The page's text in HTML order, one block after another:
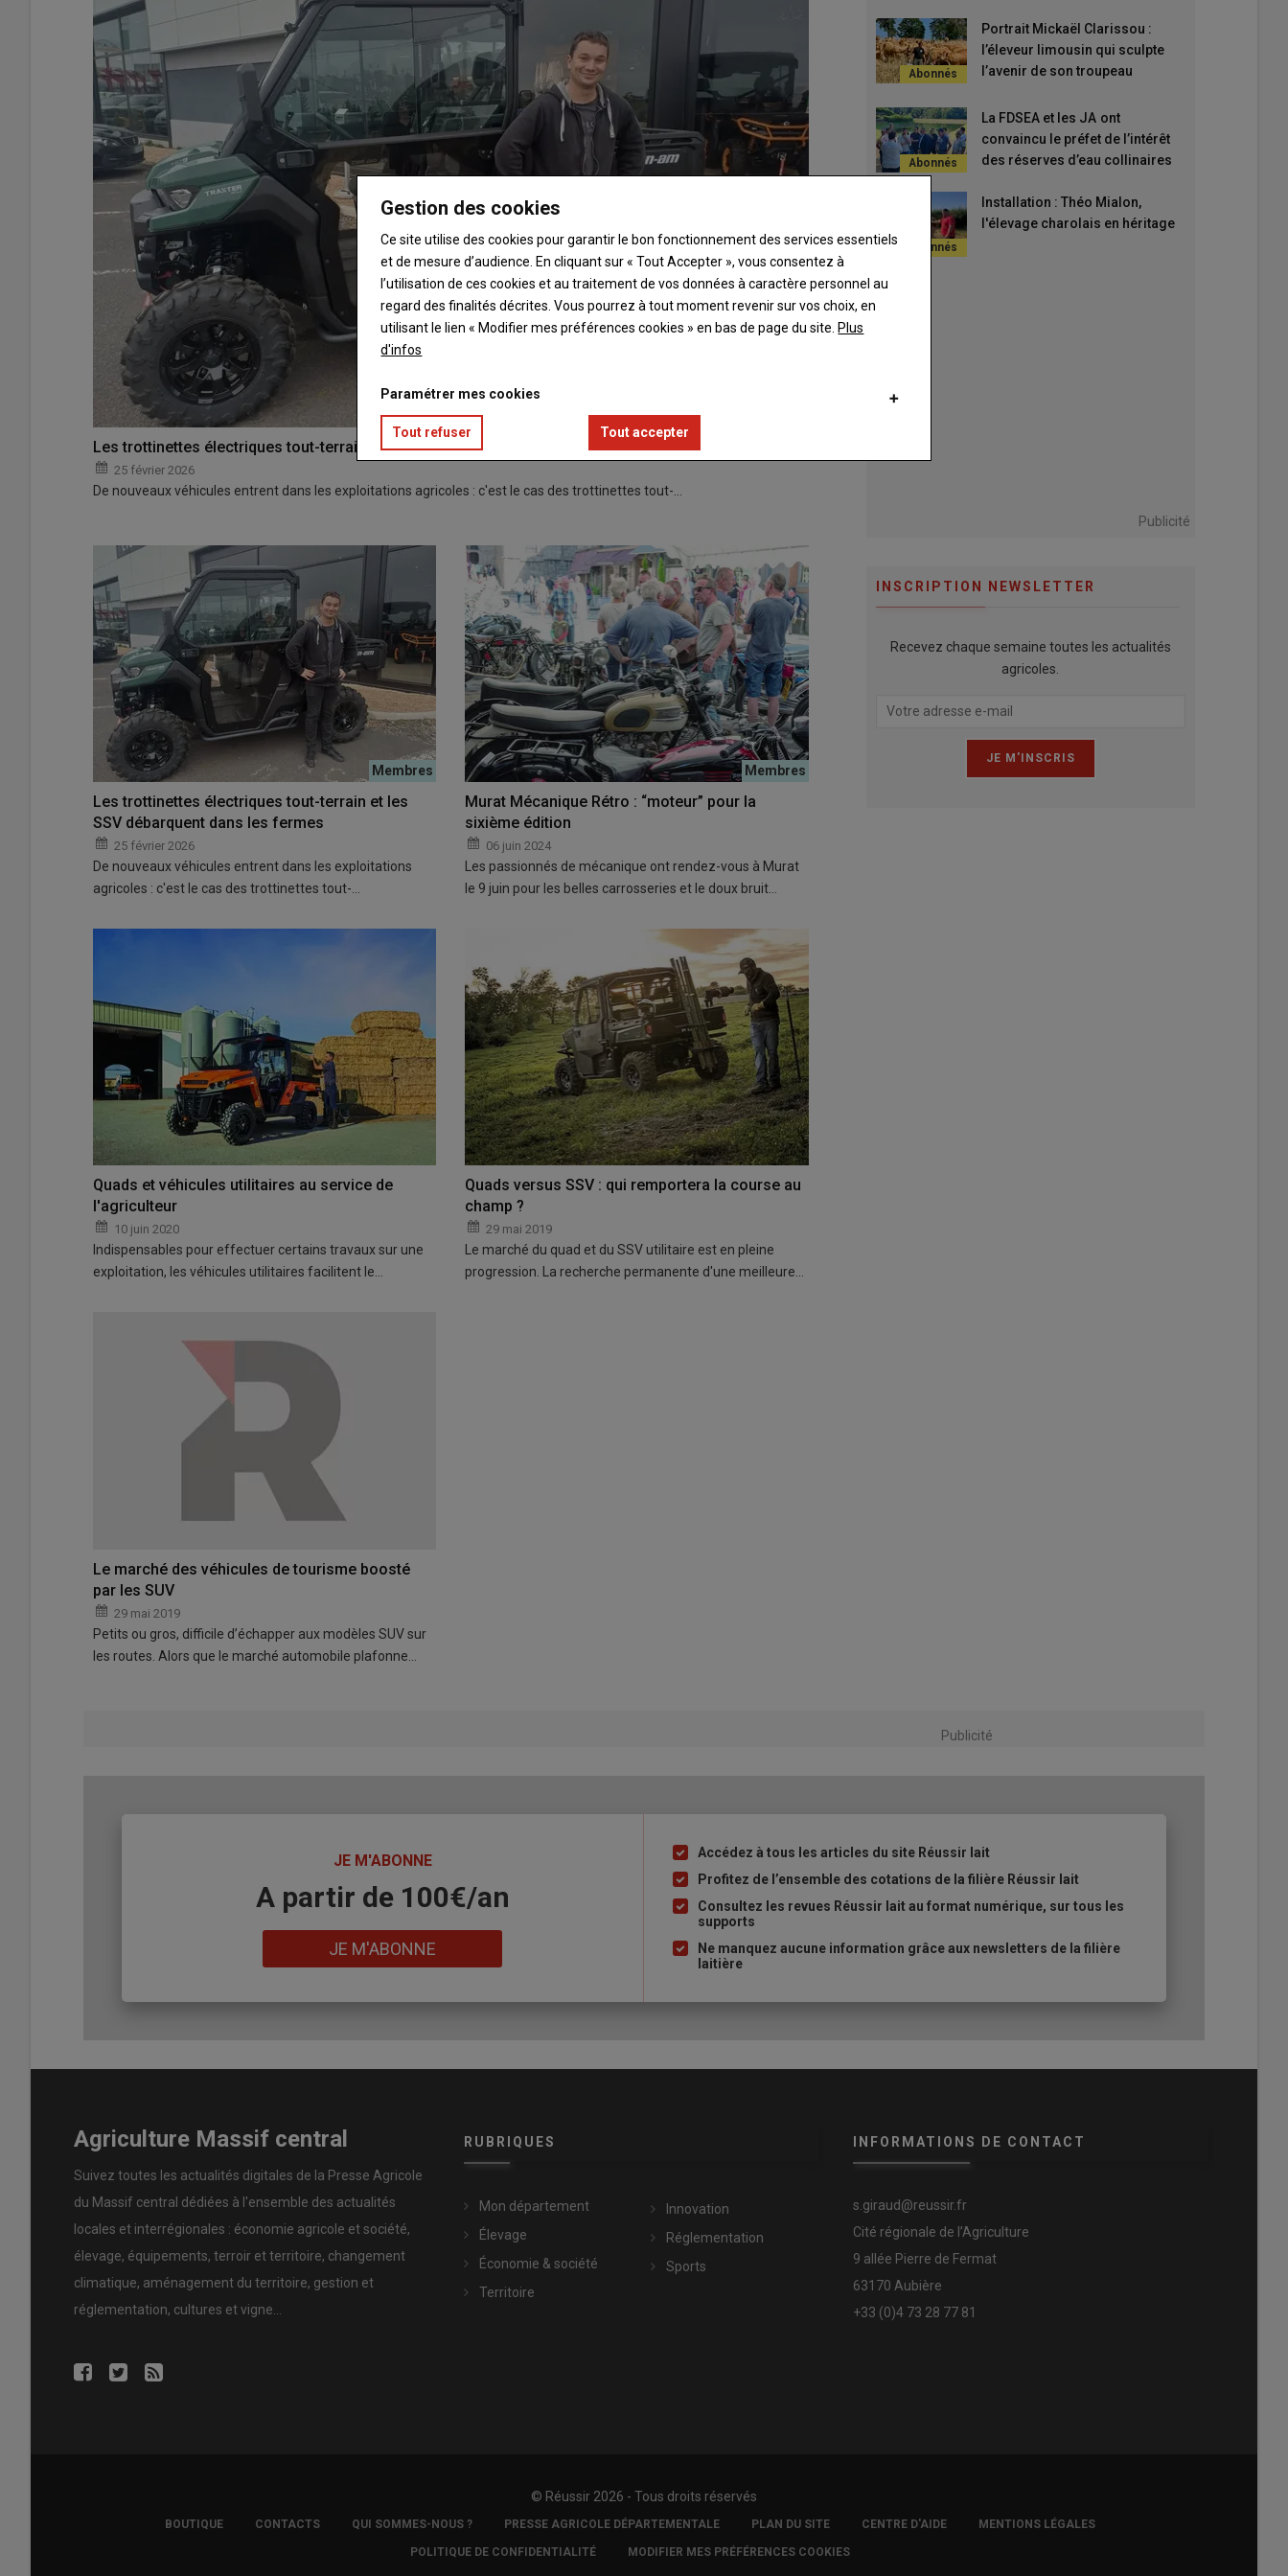
Les trottinettes électriques tout-terrain et les SSV débarquent dans les fermes
25 février 2026
De nouveaux véhicules entrent dans les exploitations agricoles : c'est le cas des trottinettes tout-…
Les trottinettes électriques tout-terrain et les
SSV débarquent dans les fermes
25 février 2026
De nouveaux véhicules entrent dans les exploitations
agricoles : c'est le cas des trottinettes tout-…
Murat Mécanique Rétro : “moteur” pour la
sixième édition
06 juin 2024
Les passionnés de mécanique ont rendez-vous à Murat
le 9 juin pour les belles carrosseries et le doux bruit…
Quads et véhicules utilitaires au service de
l'agriculteur
10 juin 2020
Indispensables pour effectuer certains travaux sur une
exploitation, les véhicules utilitaires facilitent le…
Quads versus SSV : qui remportera la course au
champ ?
29 mai 2019
Le marché du quad et du SSV utilitaire est en pleine
progression. La recherche permanente d'une meilleure…
Le marché des véhicules de tourisme boosté
par les SUV
29 mai 2019
Petits ou gros, difficile d’échapper aux modèles SUV sur
les routes. Alors que le marché automobile plafonne…
Portrait Mickaël Clarissou :
l’éleveur limousin qui sculpte
l’avenir de son troupeau
La FDSEA et les JA ont
convaincu le préfet de l’intérêt
des réserves d’eau collinaires
Installation : Théo Mialon,
l'élevage charolais en héritage
Publicité
INSCRIPTION NEWSLETTER
Recevez chaque semaine toutes les actualités
agricoles.
Publicité
JE M'ABONNE
A partir de 100€/an
JE M'ABONNE
Liste
à
puce
Accédez à tous les articles du site Réussir lait
Profitez de l’ensemble des cotations de la filière Réussir lait
Consultez les revues Réussir lait au format numérique, sur tous les
supports
Ne manquez aucune information grâce aux newsletters de la filière
laitière
Agriculture Massif central
Suivez toutes les actualités digitales de la Presse Agricole
du Massif central dédiées à l'ensemble des actualités
locales et interrégionales : économie agricole et société,
élevage, équipements, terroir et territoire, changement
climatique, aménagement du territoire, gestion et
réglementation, cultures et vigne...
RUBRIQUES
Mon département
Élevage
Économie & société
Territoire
Innovation
Réglementation
Sports
INFORMATIONS DE CONTACT
s.giraud@reussir.fr
Cité régionale de l’Agriculture
9 allée Pierre de Fermat
63170 Aubière
+33 (0)4 73 28 77 81
© Réussir 2026 - Tous droits réservés
COPYRIGHTBOUTIQUE CONTACTS QUI SOMMES-NOUS ? PRESSE AGRICOLE DÉPARTEMENTALE PLAN DU SITE CENTRE D'AIDE MENTIONS LÉGALES
POLITIQUE DE CONFIDENTIALITÉ MODIFIER MES PRÉFÉRENCES COOKIES
Gestion des cookies
Ce site utilise des cookies pour garantir le bon fonctionnement des services essentiels
et de mesure d’audience. En cliquant sur « Tout Accepter », vous consentez à
l’utilisation de ces cookies et au traitement de vos données à caractère personnel au
regard des finalités décrites. Vous pourrez à tout moment revenir sur vos choix, en
utilisant le lien « Modifier mes préférences cookies » en bas de page du site. Plus
d'infos
Paramétrer mes cookies
Tout refuser Tout accepter